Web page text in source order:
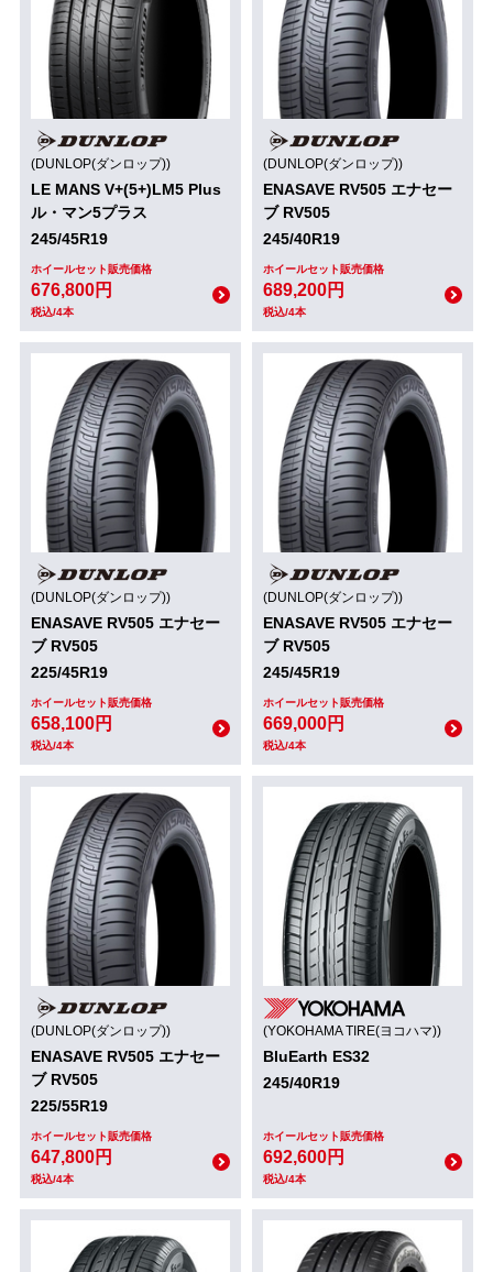
(DUNLOP(ダンロップ))
LE MANS V+(5+)LM5 Plus
ル・マン5プラス
245/45R19
ホイールセット販売価格
676,800円
税込/4本
(DUNLOP(ダンロップ))
ENASAVE RV505 エナセー
ブ RV505
245/40R19
ホイールセット販売価格
689,200円
税込/4本
(DUNLOP(ダンロップ))
ENASAVE RV505 エナセー
ブ RV505
225/45R19
ホイールセット販売価格
658,100円
税込/4本
(DUNLOP(ダンロップ))
ENASAVE RV505 エナセー
ブ RV505
245/45R19
ホイールセット販売価格
669,000円
税込/4本
(DUNLOP(ダンロップ))
ENASAVE RV505 エナセー
ブ RV505
225/55R19
ホイールセット販売価格
647,800円
税込/4本
(YOKOHAMA TIRE(ヨコハマ))
BluEarth ES32
245/40R19
ホイールセット販売価格
692,600円
税込/4本